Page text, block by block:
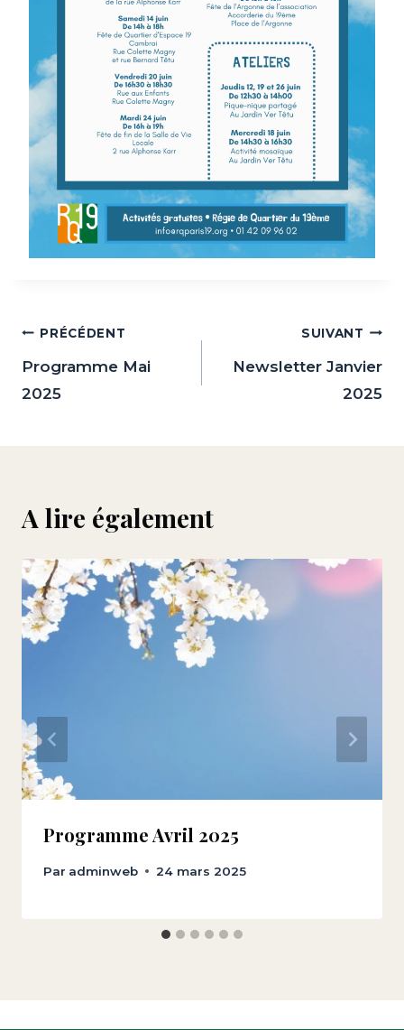
Navigation
de
PRÉCÉDENT
Programme Mai
2025
SUIVANT
Newsletter Janvier
2025
A lire également
Programme Avril 2025
Par adminweb 24 mars 2025